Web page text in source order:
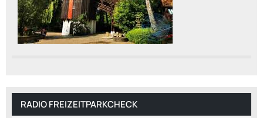
RADIO FREIZEITPARKCHECK